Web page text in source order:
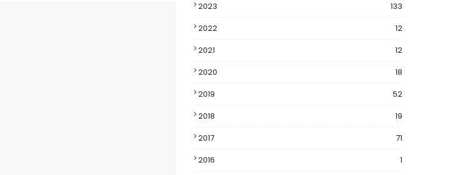
2023
133
2022
12
2021
12
2020
18
2019
52
2018
19
2017
71
2016
1